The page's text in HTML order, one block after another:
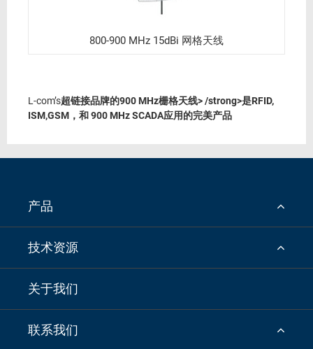
800-900 MHz 15dBi 网格天线
L-com’s超链接品牌的900 MHz栅格天线> /strong>是RFID,
ISM,GSM，和900 MHz SCADA应用的完美产品
产品
技术资源
关于我们
联系我们